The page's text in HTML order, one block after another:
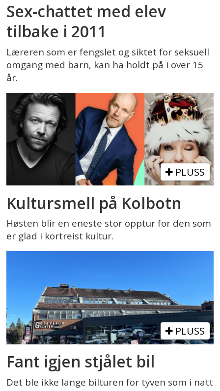
Sex-chattet med elev
tilbake i 2011
Læreren som er fengslet og siktet for seksuell
omgang med barn, kan ha holdt på i over 15
år.
PLUSS
Kultursmell på Kolbotn
Høsten blir en eneste stor opptur for den som
er glad i kortreist kultur.
PLUSS
Fant igjen stjålet bil
Det ble ikke lange bilturen for tyven som i natt